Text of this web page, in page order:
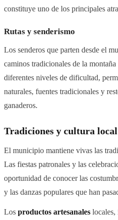
constituye uno de los principales
Rutas y senderismo
Los senderos que parten desde el
caminos tradicionales de la montaña
diferentes niveles de dificultad,
naturales, fuentes tradicionales y
ganaderos.
Tradiciones y cultura local
El municipio mantiene vivas las
Las fiestas patronales y las
oportunidad de conocer las
y las danzas populares que han
Los productos artesanales locales,